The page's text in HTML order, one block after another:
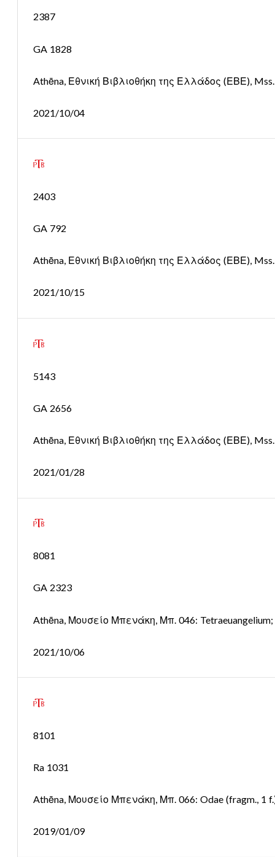
2387
GA 1828
Athēna, Εθνική Βιβλιοθήκη της Ελλάδος (ΕΒΕ),
2021/10/04
2403
GA 792
Athēna, Εθνική Βιβλιοθήκη της Ελλάδος (ΕΒΕ),
2021/10/15
5143
GA 2656
Athēna, Εθνική Βιβλιοθήκη της Ελλάδος (ΕΒΕ),
2021/01/28
8081
GA 2323
Athēna, Μουσείο Μπενάκη, Μπ. 046: Tetraeuangelium;
2021/10/06
8101
Ra 1031
Athēna, Μουσείο Μπενάκη, Μπ. 066: Odae (fragm., 1
2019/01/09